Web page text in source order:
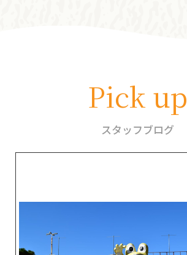
Pick up
スタッフブログ